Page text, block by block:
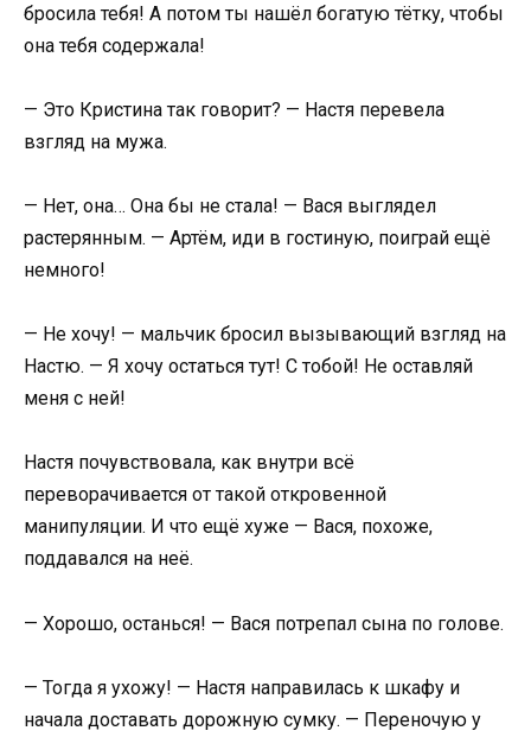
бросила тебя! А потом ты нашёл богатую тётку, чтобы
она тебя содержала!
— Это Кристина так говорит? — Настя перевела
взгляд на мужа.
— Нет, она… Она бы не стала! — Вася выглядел
растерянным. — Артём, иди в гостиную, поиграй ещё
немного!
— Не хочу! — мальчик бросил вызывающий взгляд на
Настю. — Я хочу остаться тут! С тобой! Не оставляй
меня с ней!
Настя почувствовала, как внутри всё
переворачивается от такой откровенной
манипуляции. И что ещё хуже — Вася, похоже,
поддавался на неё.
— Хорошо, останься! — Вася потрепал сына по голове.
— Тогда я ухожу! — Настя направилась к шкафу и
начала доставать дорожную сумку. — Переночую у